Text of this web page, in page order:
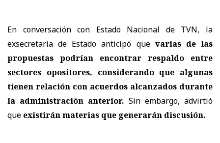
En conversación con Estado Nacional de TVN, la
exsecretaria de Estado anticipó que varias de las
propuestas podrían encontrar respaldo entre
sectores opositores, considerando que algunas
tienen relación con acuerdos alcanzados durante
la administración anterior. Sin embargo, advirtió
que existirán materias que generarán discusión.